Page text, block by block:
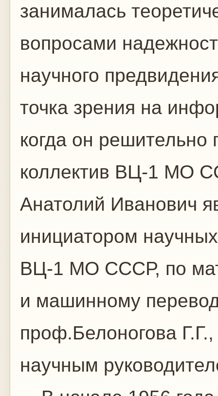
занималась
вопросами
научного
точка зрения на
когда он решительно
коллектив ВЦ-1 МО
Анатолий Иванович
инициатором
ВЦ-1 МО СССР, по
и машинному
проф.Белоногова
научным